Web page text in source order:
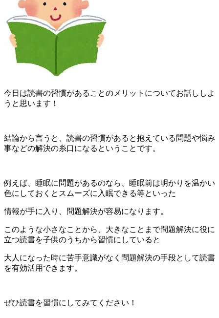
今日は読書の習慣があることのメリットについてお話ししよ
うと思います！
結論から言うと、読書の習慣があると抱えている問題や悩み
事などの解決の糸口になるということです。
例えば、睡眠に問題があるのなら、睡眠前は明かりを温かい
色にしておくとスムーズに入眠できる等といった
情報が手に入り、問題解決が容易になります。
このような小さなことから、大きなことまで問題解決に役に
立つ読書を子供のうちから習慣にしていると
大人になった時に苦手意識がなく問題解決の手段として読書
を有効活用できます。
ぜひ読書を習慣にしてみてください！